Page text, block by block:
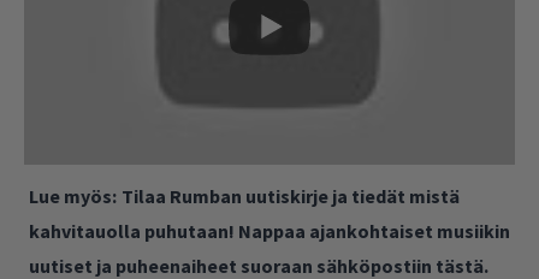
Lue myös: Tilaa Rumban uutiskirje ja tiedät mistä
kahvitauolla puhutaan! Nappaa ajankohtaiset musiikin
uutiset ja puheenaiheet suoraan sähköpostiin tästä.